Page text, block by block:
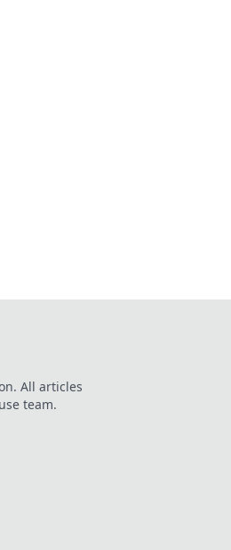
All articles
team.